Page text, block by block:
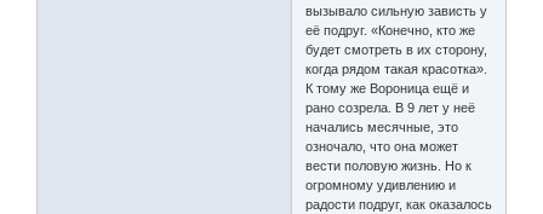
вызывало сильную зависть у
её подруг. «Конечно, кто же
будет смотреть в их сторону,
когда рядом такая красотка».
К тому же Вороница ещё и
рано созрела. В 9 лет у неё
начались месячные, это
озночало, что она может
вести половую жизнь. Но к
огромному удивлению и
радости подруг, как оказалось